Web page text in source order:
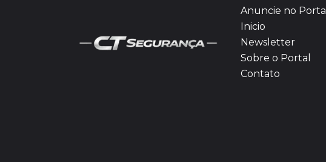
Anuncie no Portal
Inicio
Newsletter
Sobre o Portal
Contato